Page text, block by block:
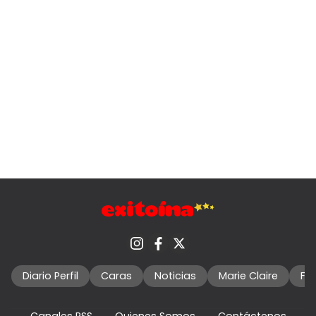
Diario Perfil Caras Noticias Marie Claire